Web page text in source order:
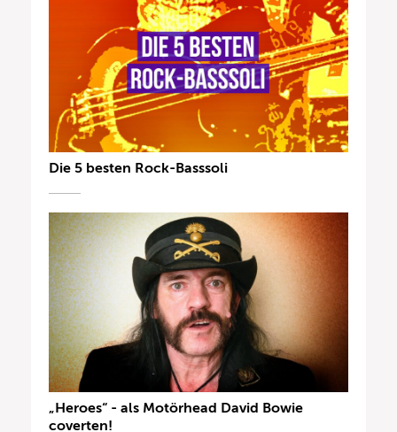
Die 5 besten Rock-Basssoli
„Heroes“ - als Motörhead David Bowie
coverten!